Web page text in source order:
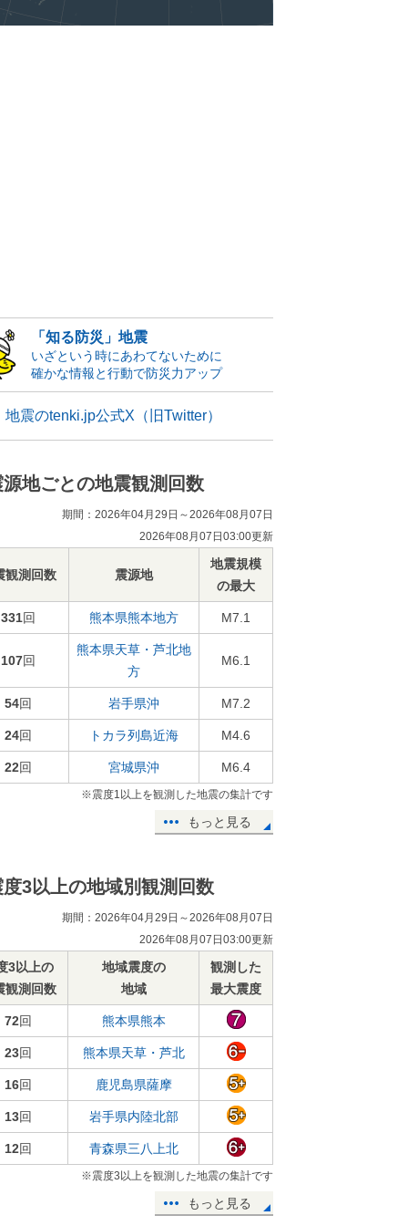
「知る防災」地震
いざという時にあわてないために
確かな情報と行動で防災力アップ
地震のtenki.jp公式X（旧Twitter）
源地ごとの地震観測回数
期間：2026年04月29日～2026年08月07日
2026年08月07日03:00更新
観測回数 震源地
地震規模
の最大
331回 熊本県熊本地方 M7.1
107回
熊本県天草・芦北地
方
M6.1
54回 岩手県沖 M7.2
24回 トカラ列島近海 M4.6
22回 宮城県沖 M6.4
※震度1以上を観測した地震の集計です
もっと見る
度3以上の地域別観測回数
期間：2026年04月29日～2026年08月07日
2026年08月07日03:00更新
3以上の
観測回数
地域震度の
地域
観測した
最大震度
72回 熊本県熊本
23回 熊本県天草・芦北
16回 鹿児島県薩摩
13回 岩手県内陸北部
12回 青森県三八上北
※震度3以上を観測した地震の集計です
もっと見る